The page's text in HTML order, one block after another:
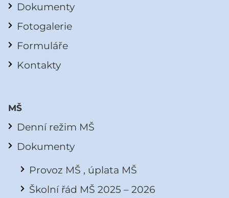
Dokumenty
Fotogalerie
Formuláře
Kontakty
MŠ
Denní režim MŠ
Dokumenty
Provoz MŠ , úplata MŠ
Školní řád MŠ 2025 – 2026